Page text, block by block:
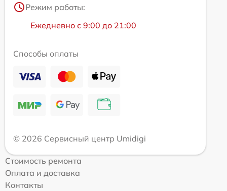
Режим работы:
Ежедневно с 9:00 до 21:00
Способы оплаты
© 2026 Сервисный центр Umidigi
Стоимость ремонта
Оплата и доставка
Контакты